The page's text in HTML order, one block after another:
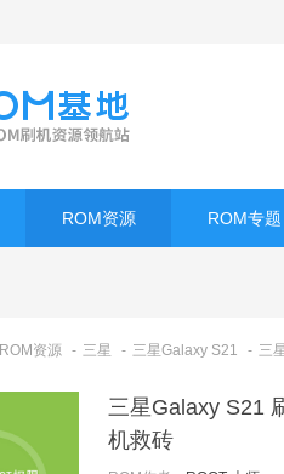
ROM资源 ROM专题
ROM资源 - 三星 - 三星Galaxy S21 - 三
三星Galaxy S21
机救砖